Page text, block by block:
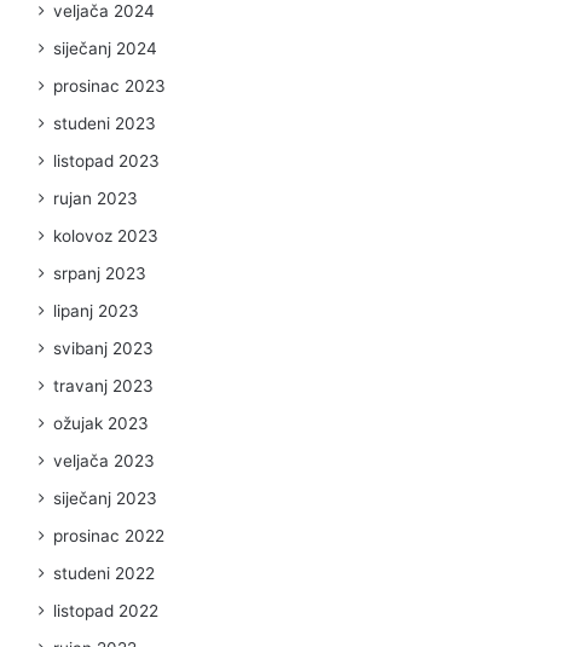
veljača 2024
siječanj 2024
prosinac 2023
studeni 2023
listopad 2023
rujan 2023
kolovoz 2023
srpanj 2023
lipanj 2023
svibanj 2023
travanj 2023
ožujak 2023
veljača 2023
siječanj 2023
prosinac 2022
studeni 2022
listopad 2022